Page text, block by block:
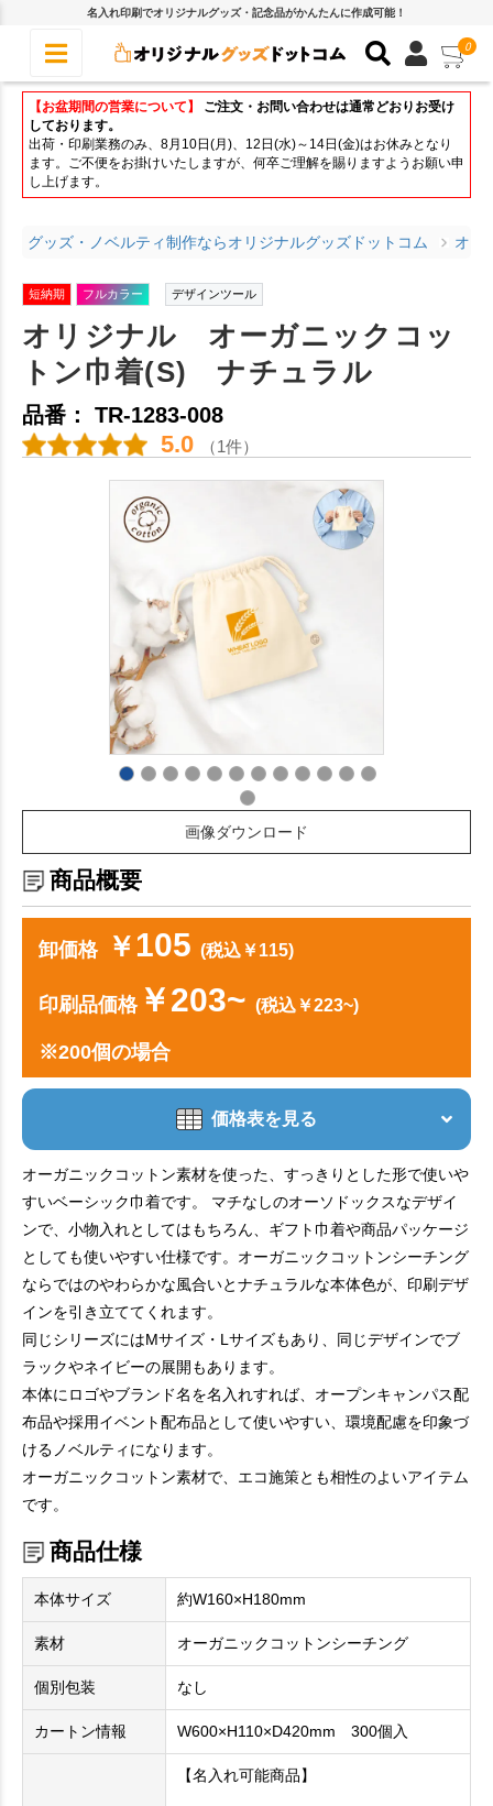
名入れ印刷でオリジナルグッズ・記念品がかんたんに作成可能！
0
【お盆期間の営業について】
ご注文・お問い合わせは通常どおりお受け
しております。
出荷・印刷業務のみ、8月10日(月)、12日(水)～14日(金)はお休みとなり
ます。ご不便をお掛けいたしますが、何卒ご理解を賜りますようお願い申
し上げます。
グッズ・ノベルティ制作ならオリジナルグッズドットコム オリ
短納期 フルカラー デザインツール
オリジナル オーガニックコッ
トン巾着(S) ナチュラル
品番： TR-1283-008
5.0 （1件）
画像ダウンロード
商品概要
卸価格 ￥105 (税込￥115)
印刷品価格￥203~ (税込￥223~)
※200個の場合
価格表を見る
オーガニックコットン素材を使った、すっきりとした形で使いや
すいベーシック巾着です。 マチなしのオーソドックスなデザイ
ンで、小物入れとしてはもちろん、ギフト巾着や商品パッケージ
としても使いやすい仕様です。オーガニックコットンシーチング
ならではのやわらかな風合いとナチュラルな本体色が、印刷デザ
インを引き立ててくれます。
同じシリーズにはMサイズ・Lサイズもあり、同じデザインでブ
ラックやネイビーの展開もあります。
本体にロゴやブランド名を名入れすれば、オープンキャンパス配
布品や採用イベント配布品として使いやすい、環境配慮を印象づ
けるノベルティになります。
オーガニックコットン素材で、エコ施策とも相性のよいアイテム
です。
商品仕様
本体サイズ 約W160×H180mm
素材 オーガニックコットンシーチング
個別包装 なし
カートン情報 W600×H110×D420mm 300個入
【名入れ可能商品】